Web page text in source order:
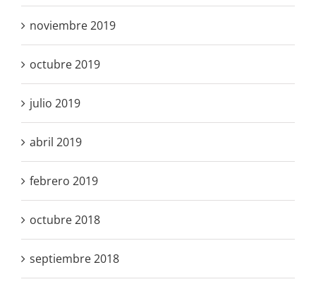
noviembre 2019
octubre 2019
julio 2019
abril 2019
febrero 2019
octubre 2018
septiembre 2018